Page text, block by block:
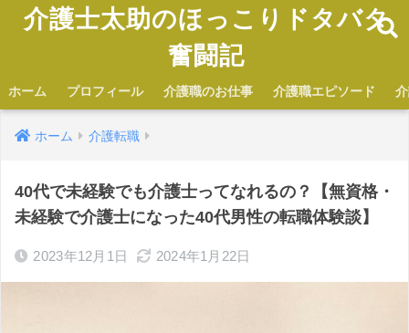
介護士太助のほっこりドタバタ
奮闘記
ホーム プロフィール 介護職のお仕事 介護職エピソード
ホーム 介護転職
40代で未経験でも介護士ってなれるの？【無資格・
未経験で介護士になった40代男性の転職体験談】
2023年12月1日 2024年1月22日